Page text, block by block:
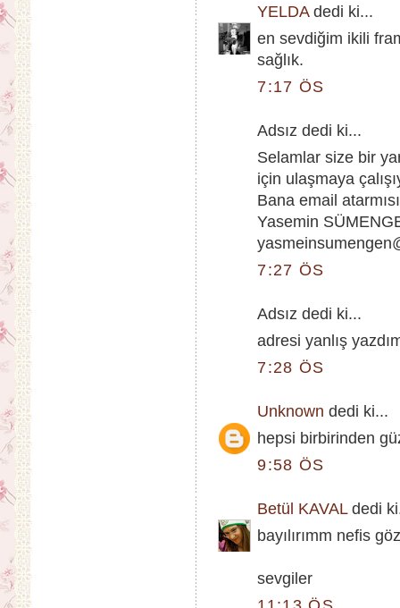
YELDAdedi ki...
en sevdiğim ikili
sağlık.
7:17 ÖS
Adsız dedi ki...
Selamlar size bir
için ulaşmaya
Bana email
Yasemin
7:27 ÖS
Adsız dedi ki...
adresi yanlış
7:28 ÖS
Unknown dedi ki...
hepsi birbirinden
9:58 ÖS
Betül KAVALdedi
bayılırımm nefis
sevgiler